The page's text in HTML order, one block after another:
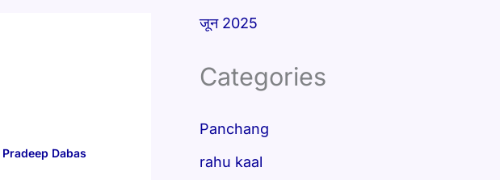
Pradeep Dabas
जून 2025
Categories
Panchang
rahu kaal